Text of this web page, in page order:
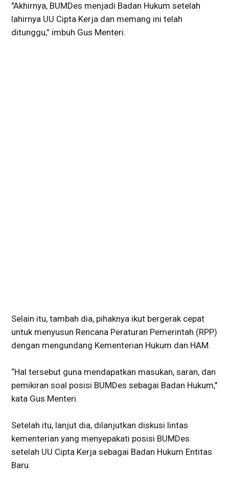
"Akhirnya, BUMDes menjadi Badan Hukum setelah
lahirnya UU Cipta Kerja dan memang ini telah
ditunggu,” imbuh Gus Menteri.
Selain itu, tambah dia, pihaknya ikut bergerak cepat
untuk menyusun Rencana Peraturan Pemerintah (RPP)
dengan mengundang Kementerian Hukum dan HAM.
“Hal tersebut guna mendapatkan masukan, saran, dan
pemikiran soal posisi BUMDes sebagai Badan Hukum,"
kata Gus Menteri.
Setelah itu, lanjut dia, dilanjutkan diskusi lintas
kementerian yang menyepakati posisi BUMDes
setelah UU Cipta Kerja sebagai Badan Hukum Entitas
Baru.